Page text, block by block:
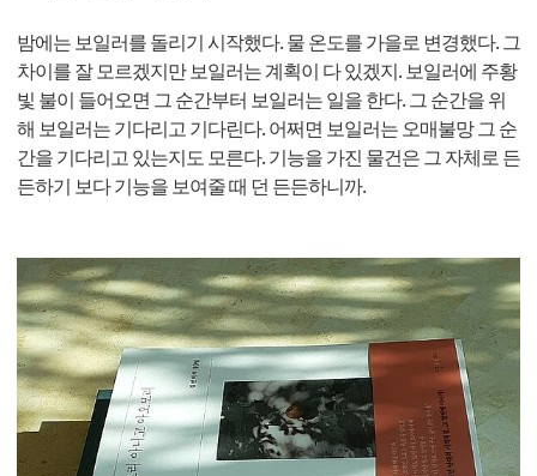
밤에는 보일러를 돌리기 시작했다. 물 온도를 가을로 변경했다. 그
차이를 잘 모르겠지만 보일러는 계획이 다 있겠지. 보일러에 주황
빛 불이 들어오면 그 순간부터 보일러는 일을 한다. 그 순간을 위
해 보일러는 기다리고 기다린다. 어쩌면 보일러는 오매불망 그 순
간을 기다리고 있는지도 모른다. 기능을 가진 물건은 그 자체로 든
든하기 보다 기능을 보여줄 때 던 든든하니까.